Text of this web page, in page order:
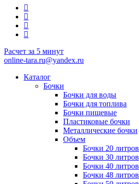
Расчет за 5 минут
online-tara.ru@yandex.ru
Каталог
Бочки
Бочки для воды
Бочки для топлива
Бочки пищевые
Пластиковые бочки
Металлические бочки
Объем
Бочки 20 литров
Бочки 30 литров
Бочки 40 литров
Бочки 48 литров